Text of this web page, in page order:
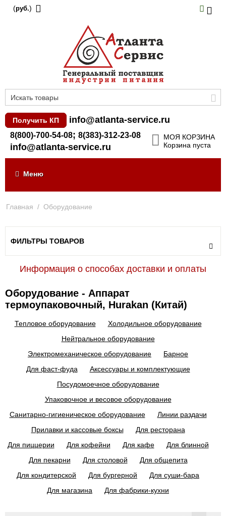
(руб.)
Получить КП info@atlanta-service.ru
8(800)-700-54-08; 8(383)-312-23-08
info@atlanta-service.ru
МОЯ КОРЗИНА
Корзина пуста
Меню
Главная / Оборудование
ФИЛЬТРЫ ТОВАРОВ
Информация о способах доставки и оплаты
Оборудование - Аппарат
термоупаковочный, Hurakan (Китай)
Тепловое оборудование
Холодильное оборудование
Нейтральное оборудование
Электромеханическое оборудование
Барное
Для фаст-фуда
Аксессуары и комплектующие
Посудомоечное оборудование
Упаковочное и весовое оборудование
Санитарно-гигиеническое оборудование
Линии раздачи
Прилавки и кассовые боксы
Для ресторана
Для пиццерии
Для кофейни Для кафе
Для блинной
Для пекарни
Для столовой
Для общепита
Для кондитерской
Для бургерной
Для суши-бара
Для магазина
Для фабрики-кухни